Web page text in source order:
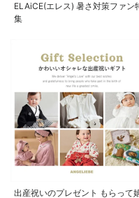
ELAiCE(エレス) 暑さ対策ファン
集
出産祝いのプレゼント もらって